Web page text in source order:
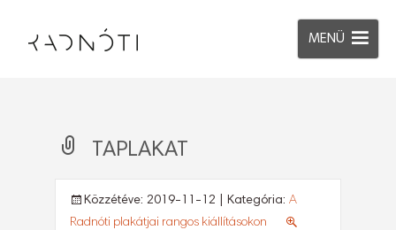
MENÜ
TAPLAKAT
Közzétéve: 2019-11-12 | Kategória: A
Radnóti plakátjai rangos kiállításokon